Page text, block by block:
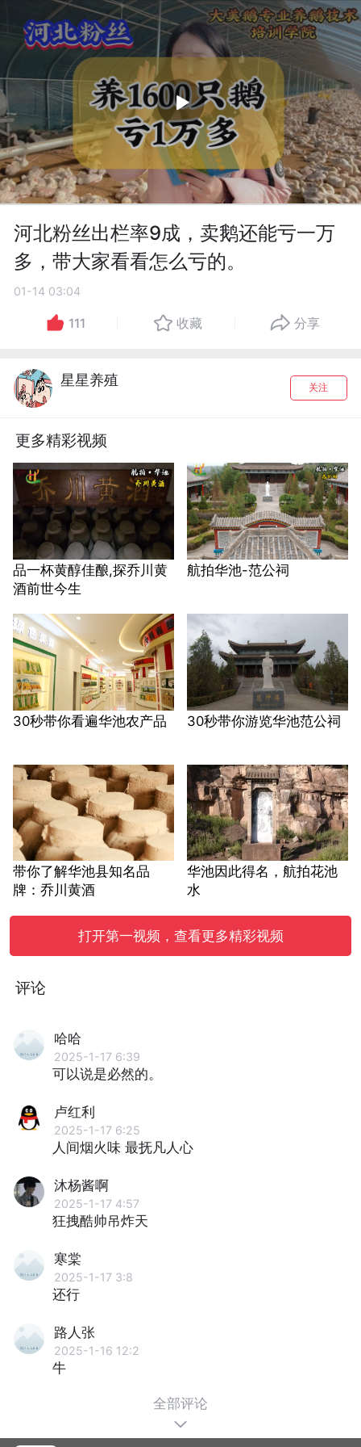
河北粉丝出栏率9成，卖鹅还能亏一万
多，带大家看看怎么亏的。
01-14 03:04
111 收藏 分享
星星养殖 关注
更多精彩视频
品一杯黄醇佳酿,探乔川黄
酒前世今生
航拍华池-范公祠
30秒带你看遍华池农产品 30秒带你游览华池范公祠
带你了解华池县知名品
牌：乔川黄酒
华池因此得名，航拍花池
水
打开第一视频，查看更多精彩视频
评论
哈哈
2025-1-17 6:39
可以说是必然的。
卢红利
2025-1-17 6:25
人间烟火味 最抚凡人心
沐杨酱啊
2025-1-17 4:57
狂拽酷帅吊炸天
寒棠
2025-1-17 3:8
还行
路人张
2025-1-16 12:2
牛
全部评论